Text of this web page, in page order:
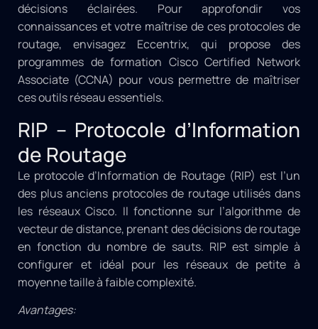
décisions éclairées. Pour approfondir vos
connaissances et votre maîtrise de ces protocoles de
routage, envisagez Eccentrix, qui propose des
programmes de formation Cisco Certified Network
Associate (CCNA) pour vous permettre de maîtriser
ces outils réseau essentiels.
RIP – Protocole d’Information
de Routage
Le protocole d’Information de Routage (RIP) est l’un
des plus anciens protocoles de routage utilisés dans
les réseaux Cisco. Il fonctionne sur l’algorithme de
vecteur de distance, prenant des décisions de routage
en fonction du nombre de sauts. RIP est simple à
configurer et idéal pour les réseaux de petite à
moyenne taille à faible complexité.
Avantages: